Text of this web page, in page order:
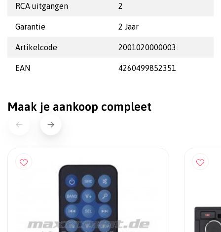
RCA uitgangen 2
Garantie 2 Jaar
Artikelcode 2001020000003
EAN 4260499852351
Maak je aankoop compleet